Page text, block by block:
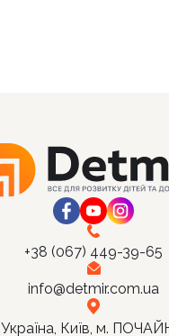
+38 (067) 449-39-65
info@detmir.com.ua
Україна, Київ, м.